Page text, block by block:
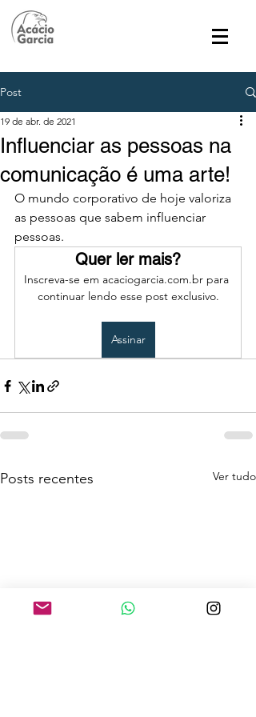
Post
Influenciar as pessoas na
comunicação é uma arte!
19 de abr. de 2021
O mundo corporativo de hoje valoriza
as pessoas que sabem influenciar
pessoas.
Quer ler mais?
Inscreva-se em acaciogarcia.com.br para
continuar lendo esse post exclusivo.
Assinar
Posts recentes Ver tudo